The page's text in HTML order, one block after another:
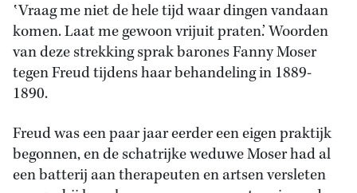
‛Vraag me niet de hele tijd waar dingen vandaan
komen. Laat me gewoon vrijuit praten.’ Woorden
van deze strekking sprak barones Fanny Moser
tegen Freud tijdens haar behandeling in 1889-
1890.
Freud was een paar jaar eerder een eigen praktijk
begonnen, en de schatrijke weduwe Moser had al
een batterij aan therapeuten en artsen versleten